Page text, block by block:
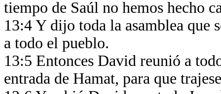
tiempo de Saúl no hemos hecho
13:4 Y dijo toda la asamblea que
a todo el pueblo.
13:5 Entonces David reunió a
entrada de Hamat, para que